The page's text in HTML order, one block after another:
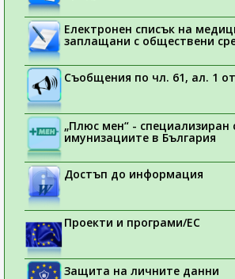
Електронен списък на
заплащани с обществени
Съобщения по чл. 61, ал. 1
„Плюс мен“ - специализиран
имунизациите в България
Достъп до информация
Проекти и програми/ЕС
Защита на личните данни